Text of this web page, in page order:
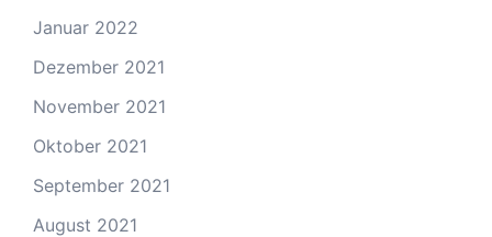
Januar 2022
Dezember 2021
November 2021
Oktober 2021
September 2021
August 2021